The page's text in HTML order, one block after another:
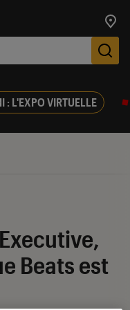
: L'EXPO VIRTUELLE
Beats est